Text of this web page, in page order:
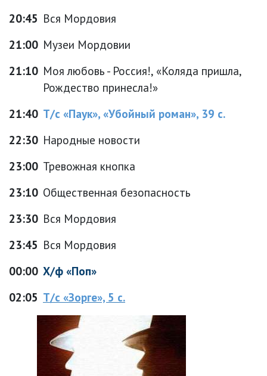
20:45 Вся Мордовия
21:00 Музеи Мордовии
21:10 Моя любовь - Россия!, «Коляда пришла,
Рождество принесла!»
21:40 Т/с «Паук», «Убойный роман», 39 с.
22:30 Народные новости
23:00 Тревожная кнопка
23:10 Общественная безопасность
23:30 Вся Мордовия
23:45 Вся Мордовия
00:00 Х/ф «Поп»
02:05 Т/с «Зорге», 5 с.